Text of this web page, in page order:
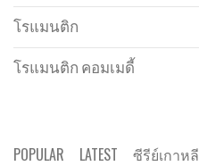
โรแมนติก
โรแมนติก คอมเมดี้
POPULAR LATEST ซีรีย์เกาหลี